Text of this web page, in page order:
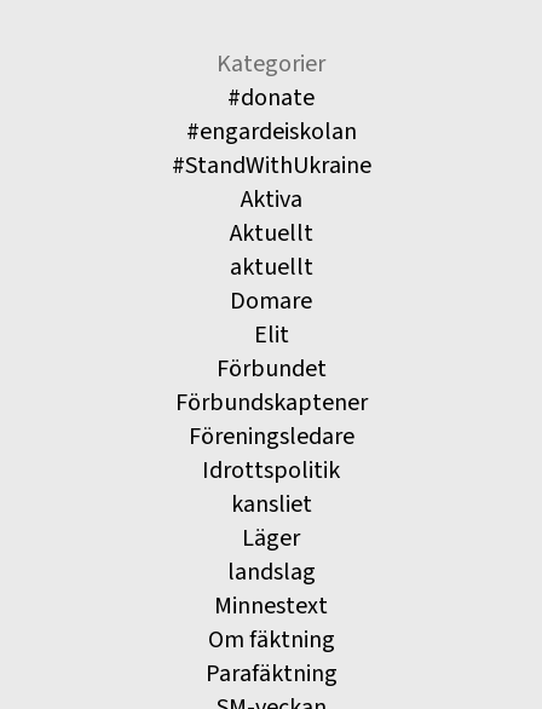
Kategorier
#donate
#engardeiskolan
#StandWithUkraine
Aktiva
Aktuellt
aktuellt
Domare
Elit
Förbundet
Förbundskaptener
Föreningsledare
Idrottspolitik
kansliet
Läger
landslag
Minnestext
Om fäktning
Parafäktning